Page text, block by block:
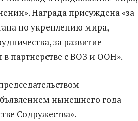
Награда присуждена «за
по укреплению мира,
за развитие
партнерстве с ВОЗ и ООН».
нынешнего года
Содружества».